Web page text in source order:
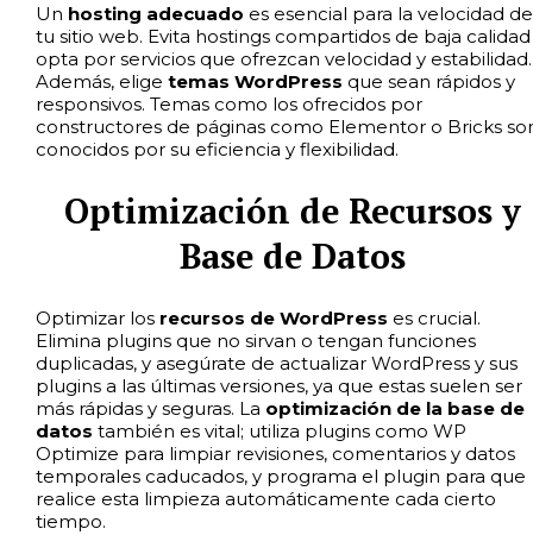
Un hosting adecuado es esencial para la velocidad de
tu sitio web. Evita hostings compartidos de baja calidad
opta por servicios que ofrezcan velocidad y estabilidad.
Además, elige temas WordPress que sean rápidos y
responsivos. Temas como los ofrecidos por
constructores de páginas como Elementor o Bricks
conocidos por su eficiencia y flexibilidad.
Optimización de Recursos y
Base de Datos
Optimizar los recursos de WordPress es crucial.
Elimina plugins que no sirvan o tengan funciones
duplicadas, y asegúrate de actualizar WordPress y sus
plugins a las últimas versiones, ya que estas suelen ser
más rápidas y seguras. La optimización de la base de
datos también es vital; utiliza plugins como WP
Optimize para limpiar revisiones, comentarios y datos
temporales caducados, y programa el plugin para que
realice esta limpieza automáticamente cada cierto
tiempo.